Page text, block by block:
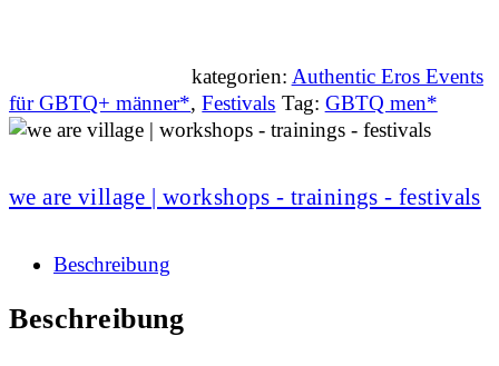
kategorien: Authentic Eros Events
für GBTQ+ männer*,Festivals Tag: GBTQ men*
we are village | workshops - trainings - festivals
Beschreibung
Beschreibung